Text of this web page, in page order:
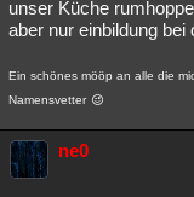
unser Küche
aber nur einbildung
Ein schönes mööp an alle die
Namensvetter
ne0